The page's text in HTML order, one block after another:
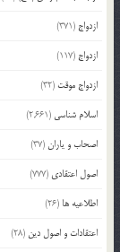
ازدواج (371)
ازدواج (117)
ازدواج موقت (32)
اسلام شناسی (2,661)
اصحاب و یاران(37)
اصول اعتقادی (777)
اطلاعیه ها (26)
اعتقادات و اصول دین (28)